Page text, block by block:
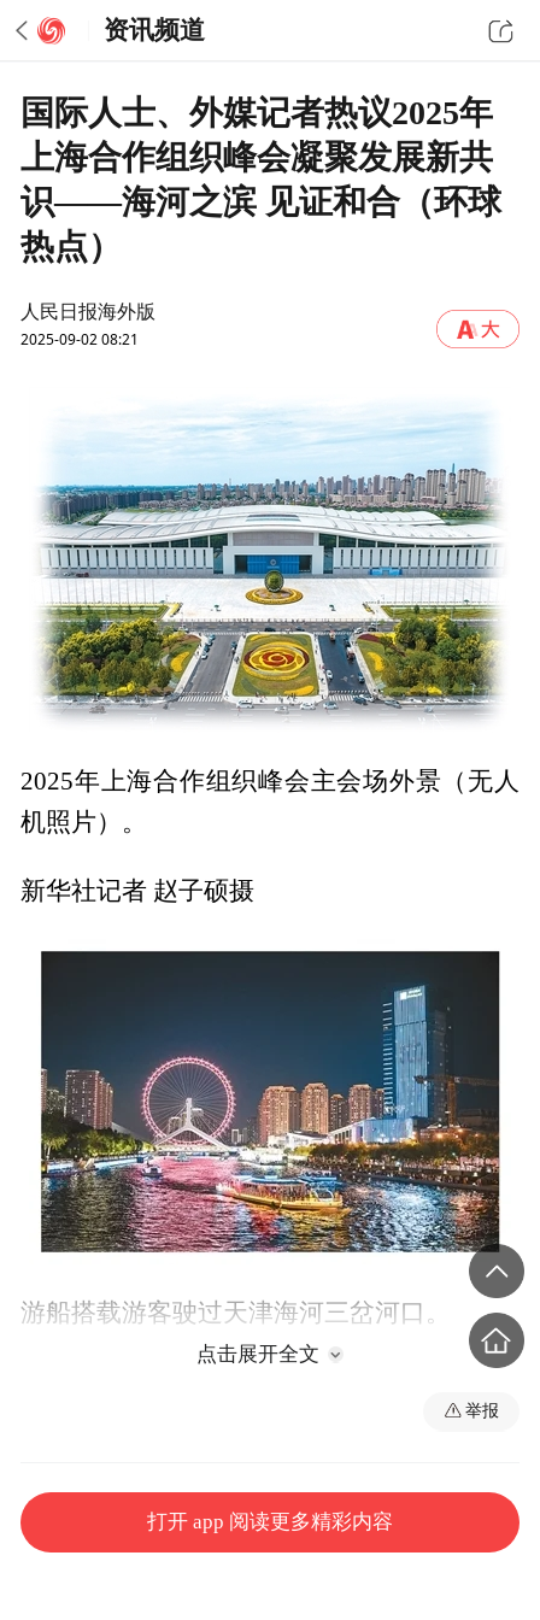
资讯频道
国际人士、外媒记者热议2025年
上海合作组织峰会凝聚发展新共
识——海河之滨 见证和合（环球
热点）
人民日报海外版
2025-09-02 08:21
2025年上海合作组织峰会主会场外景（无人
机照片）。
新华社记者 赵子硕摄
游船搭载游客驶过天津海河三岔河口。
点击展开全文
举报
打开 app 阅读更多精彩内容